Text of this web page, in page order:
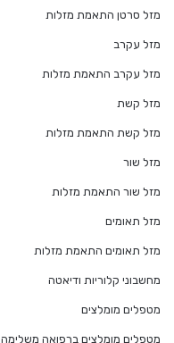
מזל סרטן התאמת מזלות
מזל עקרב
מזל עקרב התאמת מזלות
מזל קשת
מזל קשת התאמת מזלות
מזל שור
מזל שור התאמת מזלות
מזל תאומים
מזל תאומים התאמת מזלות
מחשבוני קלוריות ודיאטה
מטפלים מומלצים
מטפלים מומלצים ברפואה משלימה